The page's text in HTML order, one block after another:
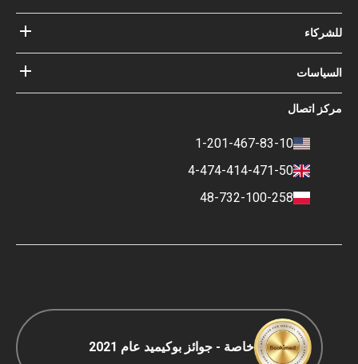
مدونة
ضماناتك مع
عن Bookimed
أطباؤنا
Bookimed
للشركاء
أضف المستشفى الخاص بك
السياسات
شروط الإستخدام
شروط الدفع والإيداع
سياسة التحرير
مركز اتصال
1-201-467-83-10
4-474-414-471-50
48-732-100-258
خاصة - جوائز بوكيميد عام 2021